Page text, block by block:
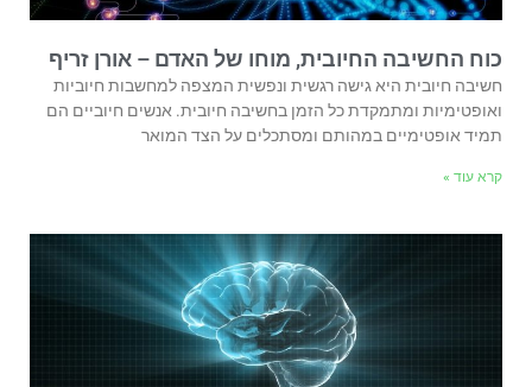
כוח החשיבה החיובית, מוחו של האדם – אורן זריף
חשיבה חיובית היא גישה רגשית ונפשית המצפה למחשבות חיוביות
ואופטימיות ומתמקדת כל הזמן בחשיבה חיובית. אנשים חיוביים הם
תמיד אופטימיים במהותם ומסתכלים על הצד המואר
קרא עוד »